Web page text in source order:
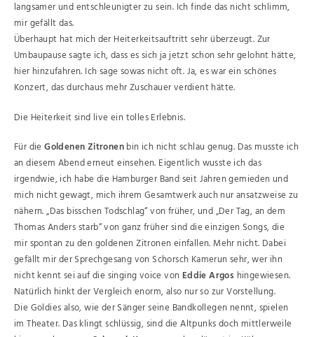
langsamer und entschleunigter zu sein. Ich finde das nicht schlimm,
mir gefällt das.
Überhaupt hat mich der Heiterkeitsauftritt sehr überzeugt. Zur
Umbaupause sagte ich, dass es sich ja jetzt schon sehr gelohnt hätte,
hier hinzufahren. Ich sage sowas nicht oft. Ja, es war ein schönes
Konzert, das durchaus mehr Zuschauer verdient hätte.
Die Heiterkeit sind live ein tolles Erlebnis.
Für dieGoldenen Zitronenbin ich nicht schlau genug. Das musste ich
an diesem Abend erneut einsehen. Eigentlich wusste ich das
irgendwie, ich habe die Hamburger Band seit Jahren gemieden und
mich nicht gewagt, mich ihrem Gesamtwerk auch nur ansatzweise zu
nähern. „Das bisschen Todschlag“ von früher, und „Der Tag, an dem
Thomas Anders starb“ von ganz früher sind die einzigen Songs, die
mir spontan zu den goldenen Zitronen einfallen. Mehr nicht. Dabei
gefällt mir der Sprechgesang von Schorsch Kamerun sehr, wer ihn
nicht kennt sei auf die singing voice von Eddie Argos hingewiesen.
Natürlich hinkt der Vergleich enorm, also nur so zur Vorstellung.
Die Goldies also, wie der Sänger seine Bandkollegen nennt, spielen
im Theater. Das klingt schlüssig, sind die Altpunks doch mittlerweile